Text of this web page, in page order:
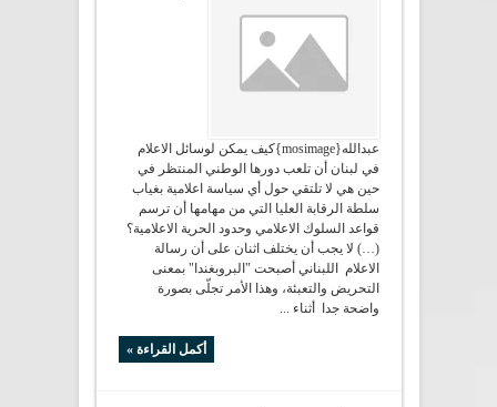
عبدالله{mosimage}كيف يمكن لوسائل الاعلام
في لبنان أن تلعب دورها الوطني المنتظر في
حين هي لا تلتقي حول أي سياسة اعلامية بغياب
سلطة الرقابة العليا التي من مهامها أن ترسم
قواعد السلوك الاعلامي وحدود الحرية الاعلامية؟
(…) لا يجب أن يختلف اثنان على أن رسالة
الاعلام اللبناني أصبحت "البروبغندا" بمعنى
التحريض والتعبئة، وهذا الأمر تجلّى بصورة
واضحة جدا أثناء ...
أكمل القراءة »